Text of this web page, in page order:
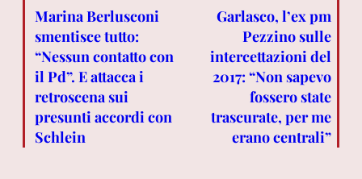
Marina Berlusconi
smentisce tutto:
“Nessun contatto con
il Pd”. E attacca i
retroscena sui
presunti accordi con
Schlein
Garlasco, l’ex pm
Pezzino sulle
intercettazioni del
2017: “Non sapevo
fossero state
trascurate, per me
erano centrali”